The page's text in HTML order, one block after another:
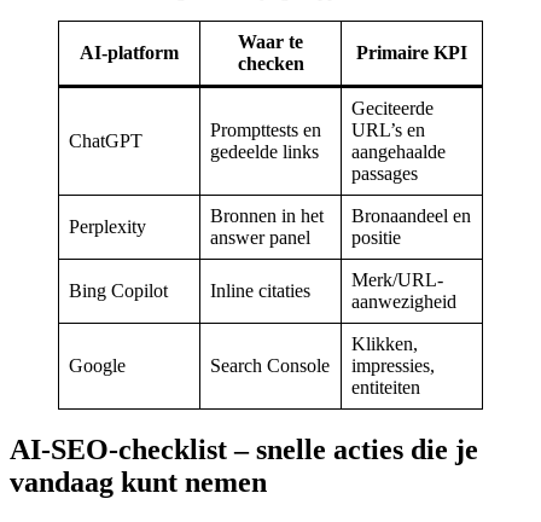
AI-platform
Waar te
checken
Primaire KPI
ChatGPT
Prompttests en
gedeelde links
Geciteerde
URL’s en
aangehaalde
passages
Perplexity
Bronnen in het
answer panel
Bronaandeel en
positie
Bing Copilot Inline citaties
Merk/URL-
aanwezigheid
Google Search Console
Klikken,
impressies,
entiteiten
AI-SEO-checklist – snelle acties die je
vandaag kunt nemen